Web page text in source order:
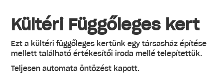
Kültéri Függőleges kert
Ezt a kültéri függőleges kertünk egy társasház építése
mellett található értékesítői iroda mellé telepítettük.
Teljesen automata öntözést kapott.